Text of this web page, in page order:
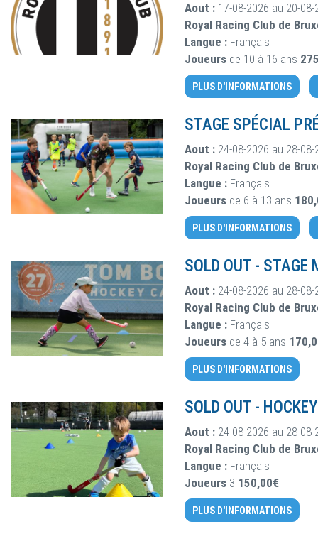
Aout : 17-08-2026 au 20-08-
Royal Racing Club de
Langue : Français
Joueurs de 10 à 16 ans
PLUS D'INFORMATIONS
STAGE SPÉCIAL
Aout : 24-08-2026 au 28-08-
Royal Racing Club de
Langue : Français
Joueurs de 6 à 13 ans
PLUS D'INFORMATIONS
SOLD OUT - STAGE
Aout : 24-08-2026 au 28-08-
Royal Racing Club de
Langue : Français
Joueurs de 4 à 5 ans
PLUS D'INFORMATIONS
SOLD OUT -
Aout : 24-08-2026 au 28-08-
Royal Racing Club de
Langue : Français
Joueurs 3 150,00€
PLUS D'INFORMATIONS